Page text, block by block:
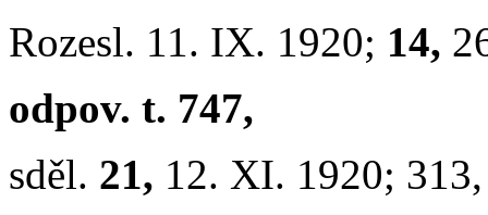
Rozesl. 11. IX. 1920; 14,
odpov. t. 747,
sděl. 21, 12. XI. 1920;